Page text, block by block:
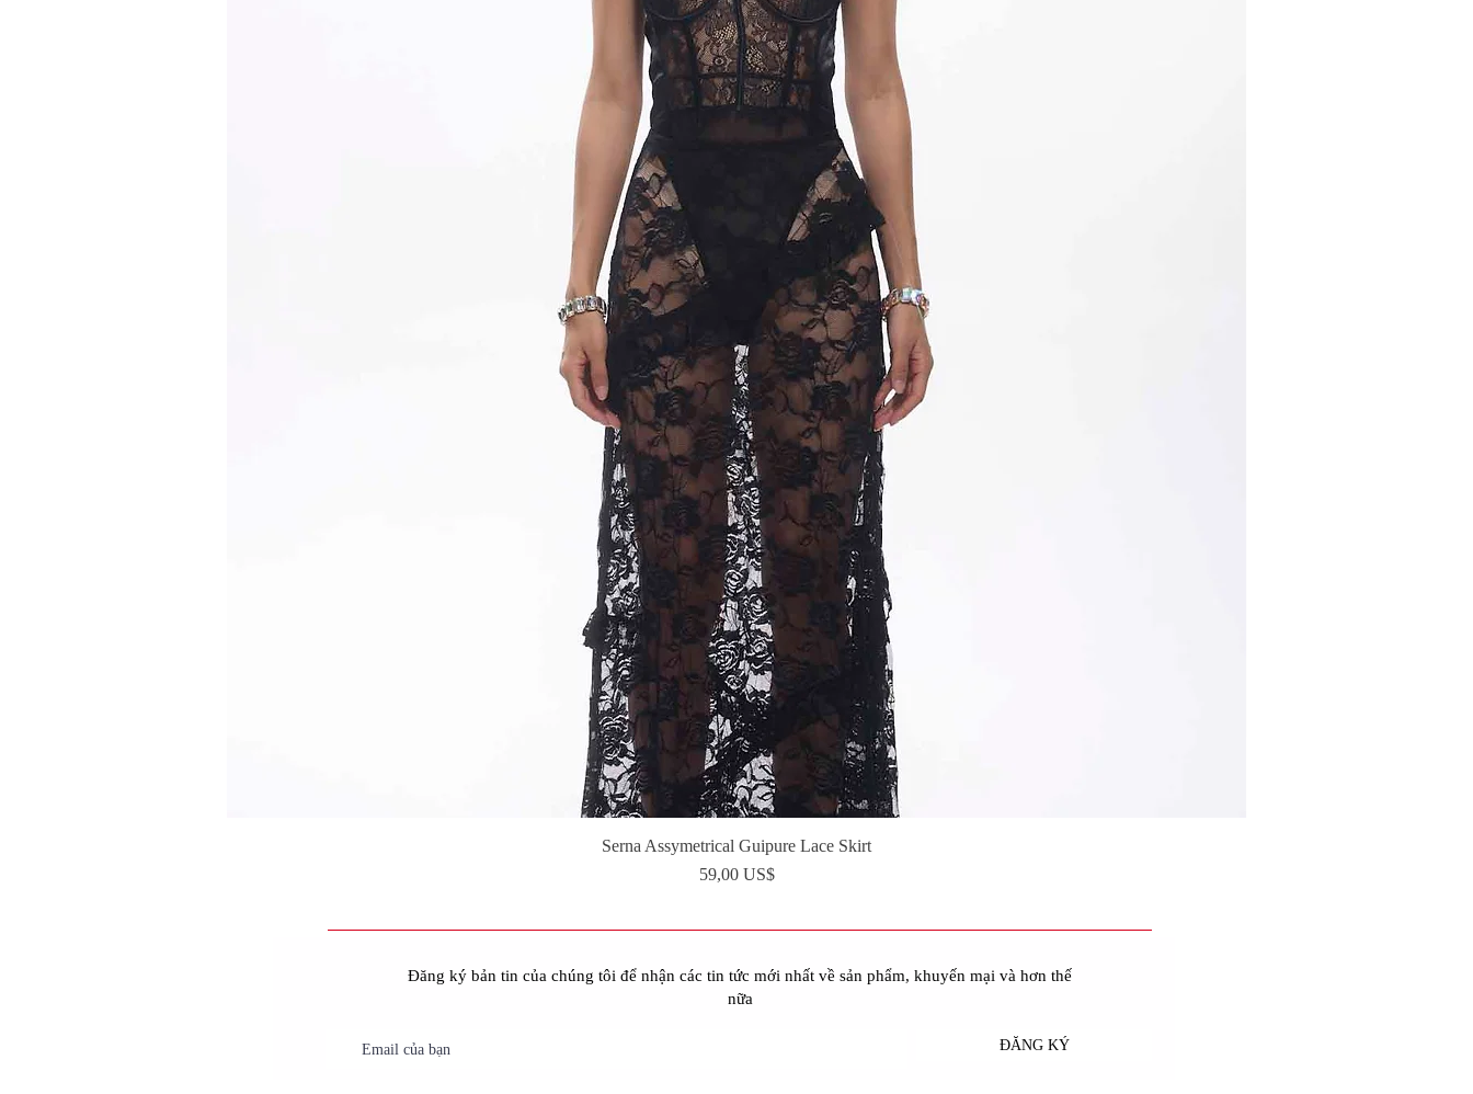
Xem nhanh
Serna Assymetrical Guipure Lace Skirt
Giá
59,00 US$
Đăng ký bản tin của chúng tôi để nhận các tin tức mới nhất về sản phẩm, khuyến mại và hơn thế
nữa
ĐĂNG KÝ